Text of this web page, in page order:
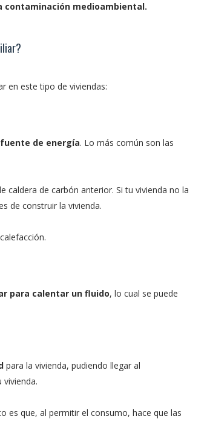
contaminación medioambiental.
en este tipo de viviendas:
de energía. Lo más común son las
caldera de carbón anterior. Si tu vivienda no la
de construir la vivienda.
para calentar un fluido, lo cual se puede
para la vivienda, pudiendo llegar al
es que, al permitir el consumo, hace que las